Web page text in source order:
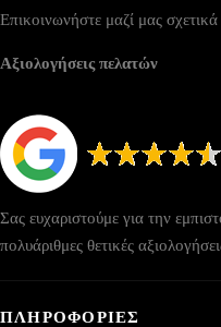
Επικοινωνήστε μαζί μας
Αξιολογήσεις πελατών
Σας ευχαριστούμε για την
πολυάριθμες θετικές
ΠΛΗΡΟΦΟΡΙΕΣ